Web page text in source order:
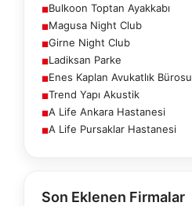
■Bulkoon Toptan Ayakkabı
■Magusa Night Club
■Girne Night Club
■Ladiksan Parke
■Enes Kaplan Avukatlık Bürosu
■Trend Yapı Akustik
■A Life Ankara Hastanesi
■A Life Pursaklar Hastanesi
Son Eklenen Firmalar